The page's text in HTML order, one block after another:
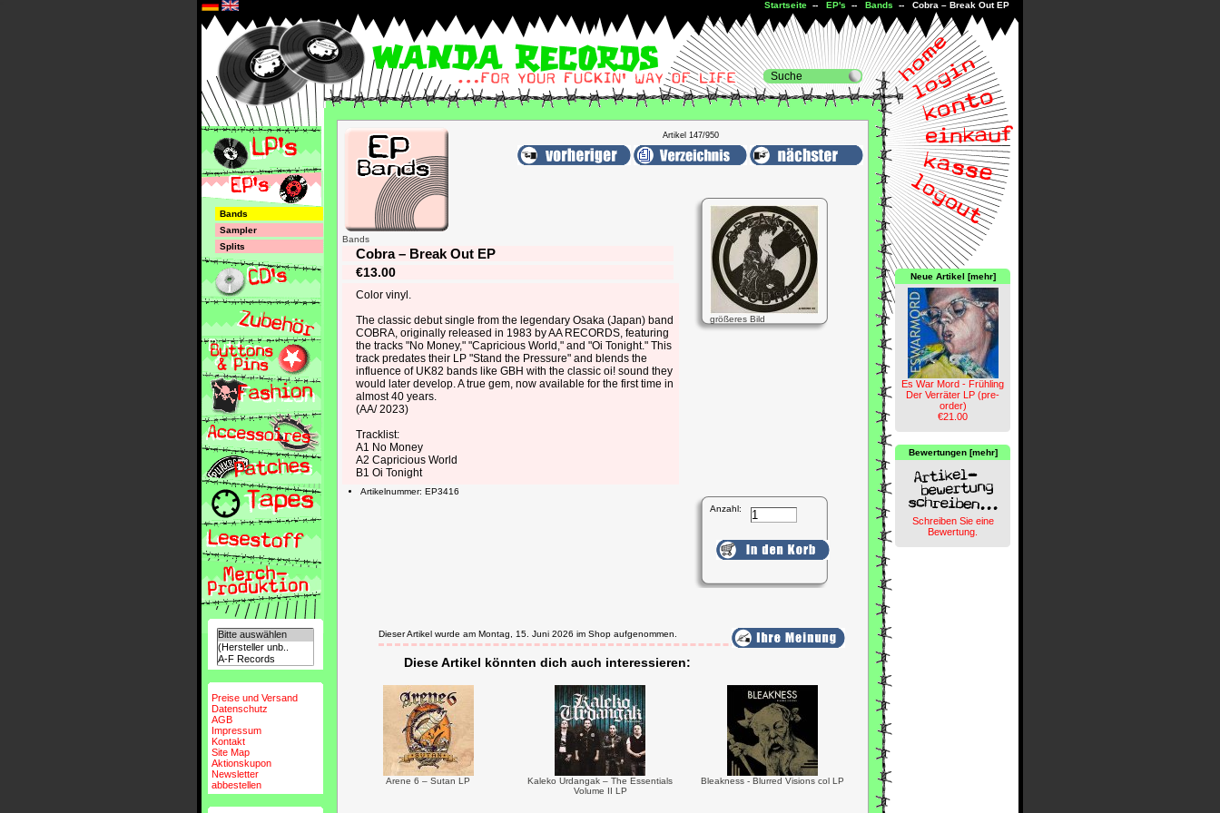
Startseite -- EP's -- Bands -- Cobra – Break Out EP
Bands
Sampler
Splits
Preise und Versand
Datenschutz
AGB
Impressum
Kontakt
Site Map
Aktionskupon
Newsletter
abbestellen
Neue Artikel [mehr]
Es War Mord - Frühling
Der Verräter LP (pre-
order)
€21.00
Bewertungen [mehr]
Schreiben Sie eine
Bewertung.
Bands
Artikel 147/950
größeres Bild
Cobra – Break Out EP
€13.00
Color vinyl.
The classic debut single from the legendary Osaka (Japan) band
COBRA, originally released in 1983 by AA RECORDS, featuring
the tracks "No Money," "Capricious World," and "Oi Tonight." This
track predates their LP "Stand the Pressure" and blends the
influence of UK82 bands like GBH with the classic oi! sound they
would later develop. A true gem, now available for the first time in
almost 40 years.
(AA/ 2023)
Tracklist:
A1 No Money
A2 Capricious World
B1 Oi Tonight
Anzahl:
Artikelnummer: EP3416
Dieser Artikel wurde am Montag, 15. Juni 2026 im Shop aufgenommen.
Diese Artikel könnten dich auch interessieren:
Arene 6 – Sutan LP
Kaleko Urdangak – The Essentials
Volume II LP
Bleakness - Blurred Visions col LP